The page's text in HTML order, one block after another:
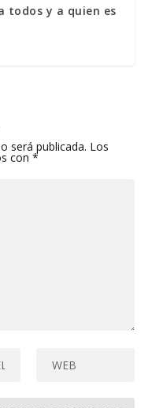
todos y a quien es
será publicada. Los
con*